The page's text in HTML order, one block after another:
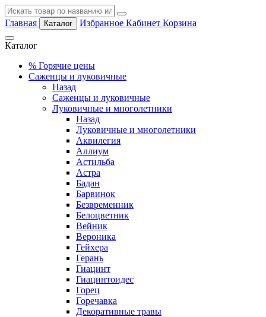
Главная Каталог Избранное Кабинет Корзина
Каталог
% Горячие цены
Саженцы и луковичные
Назад
Саженцы и луковичные
Луковичные и многолетники
Назад
Луковичные и многолетники
Аквилегия
Аллиум
Астильба
Астра
Бадан
Барвинок
Безвременник
Белоцветник
Вейник
Вероника
Гейхера
Герань
Гиацинт
Гиацинтоидес
Горец
Горечавка
Декоративные травы